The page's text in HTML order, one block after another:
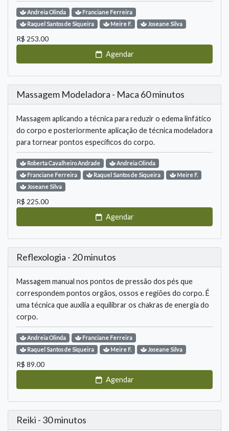
AndreiaOlinda Franciane Ferreira
Raquel Santos de Siqueira Meire F. Joseane Silva
R$ 253.00
Agendar
Massagem Modeladora - Maca 60 minutos
Massagem aplicando a técnica para reduzir o edema linfático
do corpo e posteriormente aplicação de técnica modeladora
para tornear pontos específicos do corpo.
RobertaCavalheiro Andrade AndreiaOlinda
Franciane Ferreira Raquel Santos de Siqueira Meire F.
Joseane Silva
R$ 225.00
Agendar
Reflexologia - 20 minutos
Massagem manual nos pontos de pressão dos pés que
correspondem pontos orgãos, ossos e regiões do corpo. É
uma técnica que auxilia a equilibrar os chakras de energia do
corpo.
AndreiaOlinda Franciane Ferreira
Raquel Santos de Siqueira Meire F. Joseane Silva
R$ 89.00
Agendar
Reiki - 30 minutos